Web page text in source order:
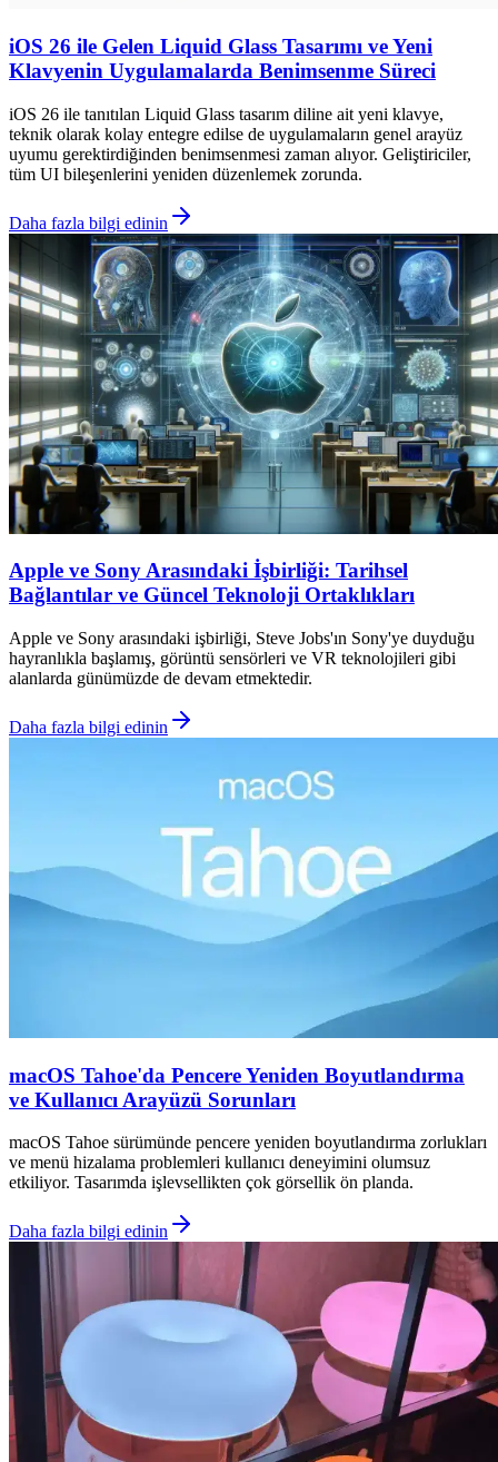
iOS 26 ile Gelen Liquid Glass Tasarımı ve Yeni
Klavyenin Uygulamalarda Benimsenme Süreci
iOS 26 ile tanıtılan Liquid Glass tasarım diline ait yeni klavye,
teknik olarak kolay entegre edilse de uygulamaların genel arayüz
uyumu gerektirdiğinden benimsenmesi zaman alıyor. Geliştiriciler,
tüm UI bileşenlerini yeniden düzenlemek zorunda.
Daha fazla bilgi edinin
Apple ve Sony Arasındaki İşbirliği: Tarihsel
Bağlantılar ve Güncel Teknoloji Ortaklıkları
Apple ve Sony arasındaki işbirliği, Steve Jobs'ın Sony'ye duyduğu
hayranlıkla başlamış, görüntü sensörleri ve VR teknolojileri gibi
alanlarda günümüzde de devam etmektedir.
Daha fazla bilgi edinin
macOS Tahoe'da Pencere Yeniden Boyutlandırma
ve Kullanıcı Arayüzü Sorunları
macOS Tahoe sürümünde pencere yeniden boyutlandırma zorlukları
ve menü hizalama problemleri kullanıcı deneyimini olumsuz
etkiliyor. Tasarımda işlevsellikten çok görsellik ön planda.
Daha fazla bilgi edinin